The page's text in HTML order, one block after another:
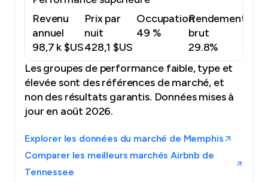
Revenu
annuel
98,7 k $US
Prix par
nuit
428,1 $US
Occupation
49 %
Rendement
brut
29.8%
Les groupes de performance faible, type et
élevée sont des références de marché, et
non des résultats garantis. Données mises à
jour en août 2026.
Explorer les données du marché de Memphis
Comparer les meilleurs marchés Airbnb de
Tennessee